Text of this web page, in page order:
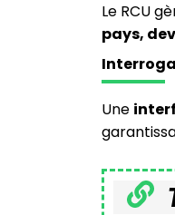
Le RCU
pays,
Une